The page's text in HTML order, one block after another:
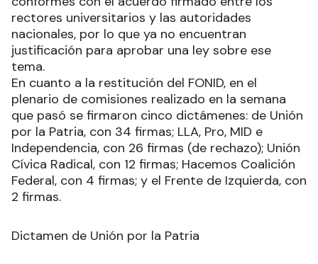
rectores universitarios y las autoridades
nacionales, por lo que ya no encuentran
justificación para aprobar una ley sobre ese
tema.
En cuanto a la restitución del FONID, en el
plenario de comisiones realizado en la semana
que pasó se firmaron cinco dictámenes: de Unión
por la Patria, con 34 firmas; LLA, Pro, MID e
Independencia, con 26 firmas (de rechazo); Unión
Cívica Radical, con 12 firmas; Hacemos Coalición
Federal, con 4 firmas; y el Frente de Izquierda, con
2 firmas.
Dictamen de Unión por la Patria